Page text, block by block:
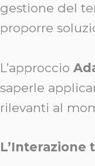
gestione del
proporre
L’approccio
saperle
rilevanti al
L’Interazione